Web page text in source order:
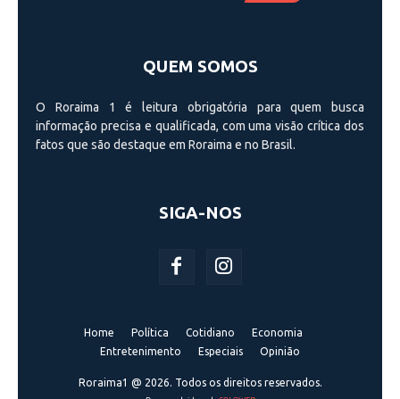
QUEM SOMOS
O Roraima 1 é leitura obrigatória para quem busca
informação precisa e qualificada, com uma visão crí­tica dos
fatos que são destaque em Roraima e no Brasil.
SIGA-NOS
Home Política Cotidiano
Economia
Entretenimento
Especiais Opinião
Roraima1 @ 2026. Todos os direitos reservados.